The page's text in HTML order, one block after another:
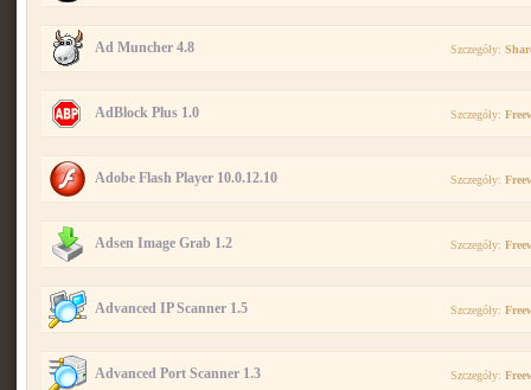
Ad Muncher 4.8 Szczegóły:
AdBlock Plus 1.0 Szczegóły:
Adobe Flash Player 10.0.12.10 Szczegóły:
Adsen Image Grab 1.2 Szczegóły:
Advanced IP Scanner 1.5 Szczegóły:
Advanced Port Scanner 1.3 Szczegóły: